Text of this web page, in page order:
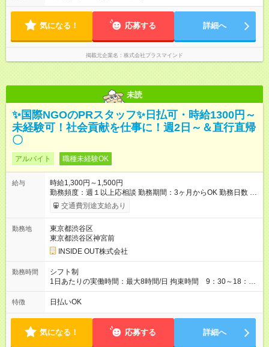
気になる！ 応募する 詳細へ
掲載元企業名 株式会社プラスマインド
未読
✨国際NGOのPRスタッフ✨日払可・時給1300円～
未経験可！社会貢献を仕事に！週2日～＆直行直帰
〇
アルバイト 職種未経験OK
給与
時給1,300円～1,500円
勤務頻度：週１以上応相談 勤務期間：3ヶ月からOK 勤務日数 ●
週2以上希望（月によって週2以下でも相談可） 勤務時間 9:30～
18:00 休憩60分 シフト制、シフトは毎月毎に提出 ◎週1日、予
合が合わなければその週はお休みもOKです♪ 【試用期間】試用
期間あり 試用期間の長さ：1ヶ月 ※ 雇用形態と給与に、本採用
時と異なる部分があります。 雇用形態：本採用時と同じです。
給与：時給 1,250円 ～ 1,300円
交通費別途支給あり
勤務地
東京都渋谷区
東京都渋谷区神宮前
INSIDE OUT株式会社
勤務時間
シフト制
1日あたりの実働時間：最大8時間/日 拘束時間 9：30～18：
30（休憩1時間） ※準備と片付けの時間が各30分程度あり 実運
営時間 10:00～18：00 休憩時間は、シフトにより他のスタッ
特徴 日払いOK
気になる！ 応募する 詳細へ